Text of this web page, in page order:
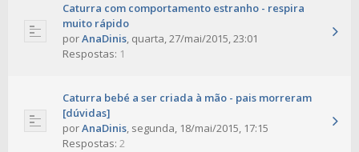
Caturra com comportamento estranho - respira
muito rápido
porAnaDinis, quarta, 27/mai/2015, 23:01
Respostas: 1
Caturra bebé a ser criada à mão - pais morreram
[dúvidas]
porAnaDinis, segunda, 18/mai/2015, 17:15
Respostas: 2